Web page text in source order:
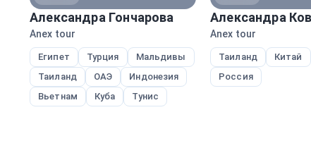
Александра Гончарова
Anex tour
Египет Турция
Мальдивы
Таиланд
ОАЭ
Индонезия
Вьетнам
Куба Тунис
Александра
Anex tour
Таиланд Китай
Россия